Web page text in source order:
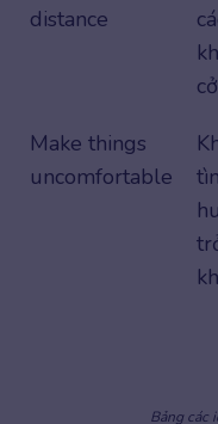
distance
Make things
uncomfortable
Bảng các